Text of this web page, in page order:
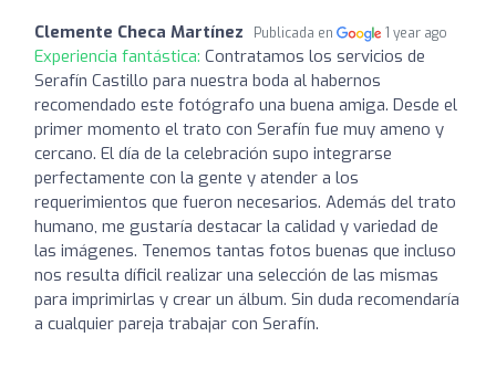
Clemente Checa Martínez Publicada en 1 year ago
Experiencia fantástica: Contratamos los servicios de
Serafín Castillo para nuestra boda al habernos
recomendado este fotógrafo una buena amiga. Desde el
primer momento el trato con Serafín fue muy ameno y
cercano. El día de la celebración supo integrarse
perfectamente con la gente y atender a los
requerimientos que fueron necesarios. Además del trato
humano, me gustaría destacar la calidad y variedad de
las imágenes. Tenemos tantas fotos buenas que incluso
nos resulta díficil realizar una selección de las mismas
para imprimirlas y crear un álbum. Sin duda recomendaría
a cualquier pareja trabajar con Serafín.